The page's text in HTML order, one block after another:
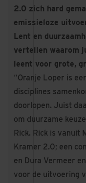
2.0 zich hard
emissieloze
Lent en
vertellen waarom
leent voor grote,
“Oranje Loper is
disciplines
doorlopen. Juist
om duurzame
Rick. Rick is vanuit
Kramer 2.0; een
en Dura Vermeer
voor de uitvoering